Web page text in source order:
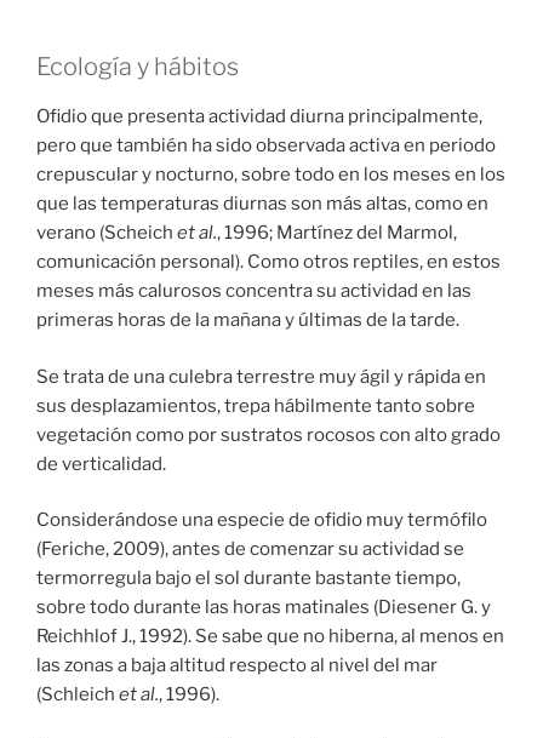
Ecología y hábitos
Ofidio que presenta actividad diurna principalmente,
pero que también ha sido observada activa en periodo
crepuscular y nocturno, sobre todo en los meses en los
que las temperaturas diurnas son más altas, como en
verano (Scheich et al., 1996; Martínez del Marmol,
comunicación personal). Como otros reptiles, en estos
meses más calurosos concentra su actividad en las
primeras horas de la mañana y últimas de la tarde.
Se trata de una culebra terrestre muy ágil y rápida en
sus desplazamientos, trepa hábilmente tanto sobre
vegetación como por sustratos rocosos con alto grado
de verticalidad.
Considerándose una especie de ofidio muy termófilo
(Feriche, 2009), antes de comenzar su actividad se
termorregula bajo el sol durante bastante tiempo,
sobre todo durante las horas matinales (Diesener G. y
Reichhlof J., 1992). Se sabe que no hiberna, al menos en
las zonas a baja altitud respecto al nivel del mar
(Schleich et al., 1996).